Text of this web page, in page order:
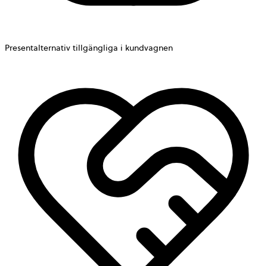
Presentalternativ tillgängliga i kundvagnen